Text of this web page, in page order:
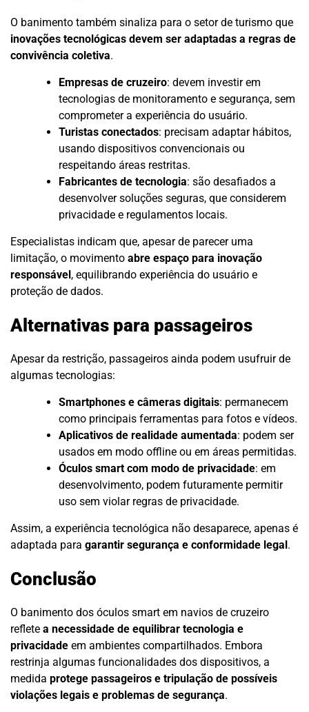
O banimento também sinaliza para o setor de turismo que
inovações tecnológicas devem ser adaptadas a regras de
convivência coletiva.
Empresas de cruzeiro: devem investir em
tecnologias de monitoramento e segurança, sem
comprometer a experiência do usuário.
Turistas conectados: precisam adaptar hábitos,
usando dispositivos convencionais ou
respeitando áreas restritas.
Fabricantes de tecnologia: são desafiados a
desenvolver soluções seguras, que considerem
privacidade e regulamentos locais.
Especialistas indicam que, apesar de parecer uma
limitação, o movimento abre espaço para inovação
responsável, equilibrando experiência do usuário e
proteção de dados.
Alternativas para passageiros
Apesar da restrição, passageiros ainda podem usufruir de
algumas tecnologias:
Smartphones e câmeras digitais: permanecem
como principais ferramentas para fotos e vídeos.
Aplicativos de realidade aumentada: podem ser
usados em modo offline ou em áreas permitidas.
Óculos smart com modo de privacidade: em
desenvolvimento, podem futuramente permitir
uso sem violar regras de privacidade.
Assim, a experiência tecnológica não desaparece, apenas é
adaptada para garantir segurança e conformidade legal.
Conclusão
O banimento dos óculos smart em navios de cruzeiro
reflete a necessidade de equilibrar tecnologia e
privacidade em ambientes compartilhados. Embora
restrinja algumas funcionalidades dos dispositivos, a
medida protege passageiros e tripulação de possíveis
violações legais e problemas de segurança.